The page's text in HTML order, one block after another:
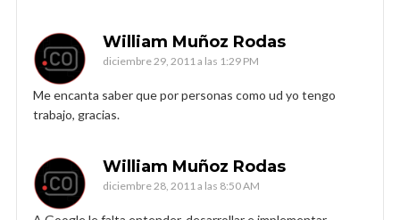
William Muñoz Rodas
diciembre 29, 2011 a las 1:29 PM
Me encanta saber que por personas como ud yo tengo
trabajo, gracias.
William Muñoz Rodas
diciembre 28, 2011 a las 8:50 AM